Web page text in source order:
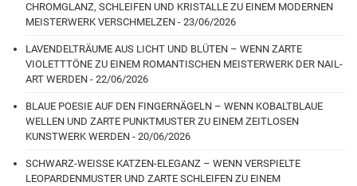
CHROMGLANZ, SCHLEIFEN UND KRISTALLE ZU EINEM MODERNEN
MEISTERWERK VERSCHMELZEN - 23/06/2026
LAVENDELTRÄUME AUS LICHT UND BLÜTEN – WENN ZARTE
VIOLETTTÖNE ZU EINEM ROMANTISCHEN MEISTERWERK DER NAIL-
ART WERDEN - 22/06/2026
BLAUE POESIE AUF DEN FINGERNÄGELN – WENN KOBALTBLAUE
WELLEN UND ZARTE PUNKTMUSTER ZU EINEM ZEITLOSEN
KUNSTWERK WERDEN - 20/06/2026
SCHWARZ-WEISSE KATZEN-ELEGANZ – WENN VERSPIELTE
LEOPARDENMUSTER UND ZARTE SCHLEIFEN ZU EINEM